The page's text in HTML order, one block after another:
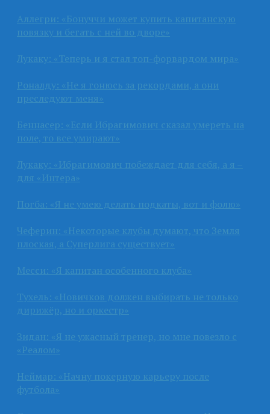
Аллегри: «Бонуччи может купить капитанскую
повязку и бегать с ней во дворе»
Лукаку: «Теперь и я стал топ-форвардом мира»
Роналду: «Не я гонюсь за рекордами, а они
преследуют меня»
Беннасер: «Если Ибрагимович сказал умереть на
поле, то все умирают»
Лукаку: «Ибрагимович побеждает для себя, а я –
для «Интера»
Погба: «Я не умею делать подкаты, вот и фолю»
Чеферин: «Некоторые клубы думают, что Земля
плоская, а Суперлига существует»
Месси: «Я капитан особенного клуба»
Тухель: «Новичков должен выбирать не только
дирижёр, но и оркестр»
Зидан: «Я не ужасный тренер, но мне повезло с
«Реалом»
Неймар: «Начну покерную карьеру после
футбола»